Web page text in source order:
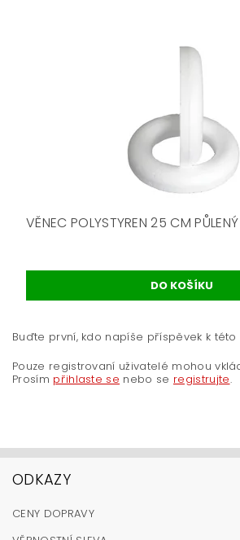
VĚNEC POLYSTYREN 25 CM PŮLENÝ
Buďte první, kdo napíše příspěvek k této
Pouze registrovaní uživatelé mohou
Prosím přihlaste se nebo se registrujte.
ODKAZY
CENY DOPRAVY